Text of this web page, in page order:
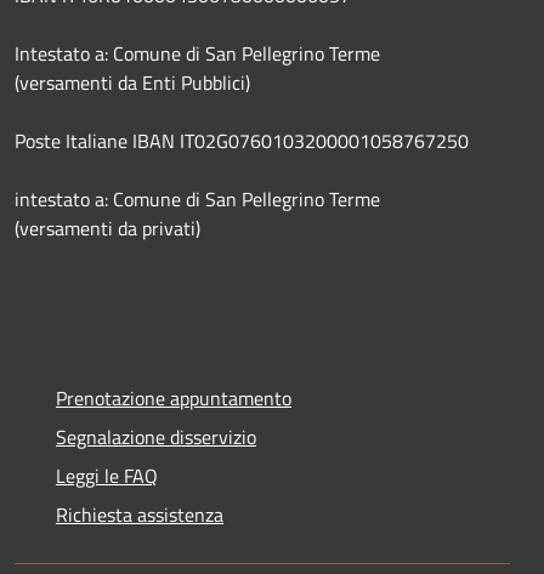
Intestato a: Comune di San Pellegrino Terme
(versamenti da Enti Pubblici)
Poste Italiane IBAN IT02G0760103200001058767250
intestato a: Comune di San Pellegrino Terme
(versamenti da privati)
Prenotazione appuntamento
Segnalazione disservizio
Leggi le FAQ
Richiesta assistenza